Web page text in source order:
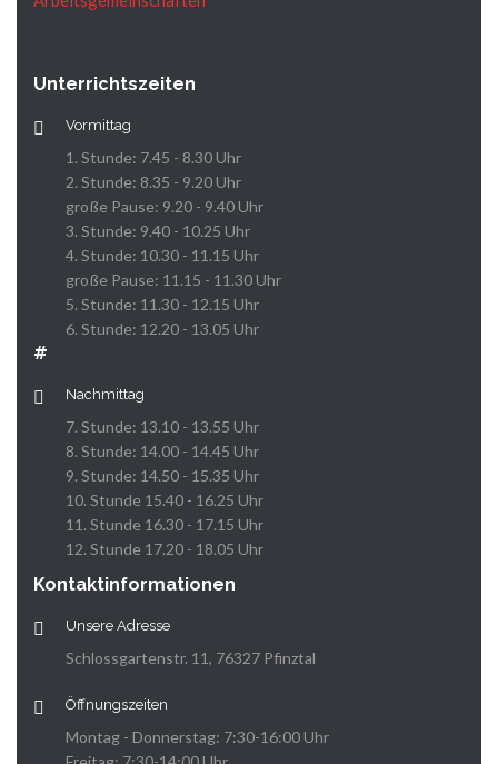
Unterrichtszeiten
Vormittag
1. Stunde: 7.45 - 8.30 Uhr
2. Stunde: 8.35 - 9.20 Uhr
große Pause: 9.20 - 9.40 Uhr
3. Stunde: 9.40 - 10.25 Uhr
4. Stunde: 10.30 - 11.15 Uhr
große Pause: 11.15 - 11.30 Uhr
5. Stunde: 11.30 - 12.15 Uhr
6. Stunde: 12.20 - 13.05 Uhr
#
Nachmittag
7. Stunde: 13.10 - 13.55 Uhr
8. Stunde: 14.00 - 14.45 Uhr
9. Stunde: 14.50 - 15.35 Uhr
10. Stunde 15.40 - 16.25 Uhr
11. Stunde 16.30 - 17.15 Uhr
12. Stunde 17.20 - 18.05 Uhr
Kontaktinformationen
Unsere Adresse
Schlossgartenstr. 11, 76327 Pfinztal
Öffnungszeiten
Montag - Donnerstag: 7:30-16:00 Uhr